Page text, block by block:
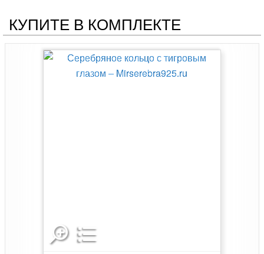
КУПИТЕ В КОМПЛЕКТЕ